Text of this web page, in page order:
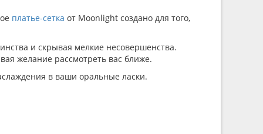
платье-сетка от Moonlight создано для того,
и скрывая мелкие несовершенства.
желание рассмотреть вас ближе.
в ваши оральные ласки.